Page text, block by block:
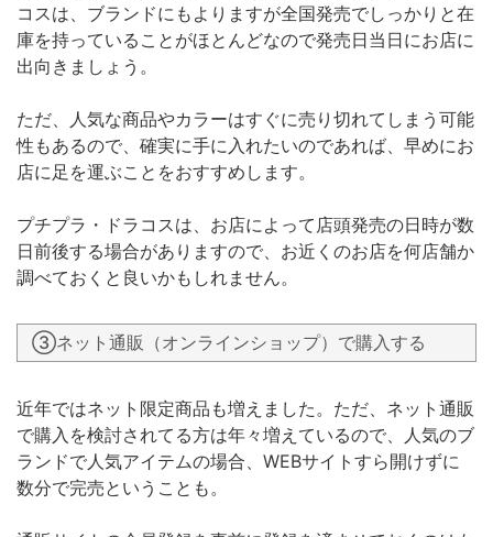
コスは、ブランドにもよりますが全国発売でしっかりと在
庫を持っていることがほとんどなので発売日当日にお店に
出向きましょう。
ただ、人気な商品やカラーはすぐに売り切れてしまう可能
性もあるので、確実に手に入れたいのであれば、早めにお
店に足を運ぶことをおすすめします。
プチプラ・ドラコスは、お店によって店頭発売の日時が数
日前後する場合がありますので、お近くのお店を何店舗か
調べておくと良いかもしれません。
③ネット通販（オンラインショップ）で購入する
近年ではネット限定商品も増えました。ただ、ネット通販
で購入を検討されてる方は年々増えているので、人気のブ
ランドで人気アイテムの場合、WEBサイトすら開けずに
数分で完売ということも。